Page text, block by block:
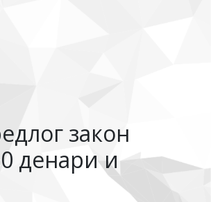
закон
денари и